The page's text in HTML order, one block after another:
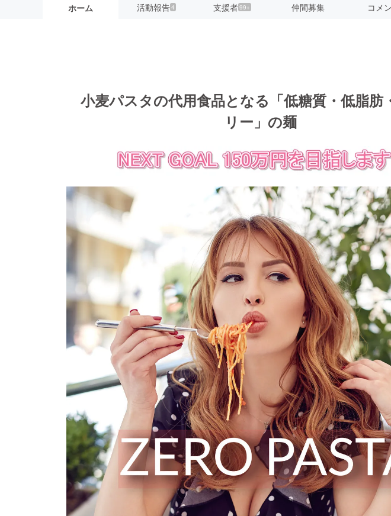
ホーム 活動報告4 支援者99+ 仲間募集 コメ
小麦パスタの代用食品となる「低糖質・低脂肪
リー」の麺